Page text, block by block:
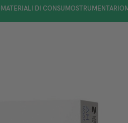
MATERIALI DI CONSUMOSTRUMENTARIO